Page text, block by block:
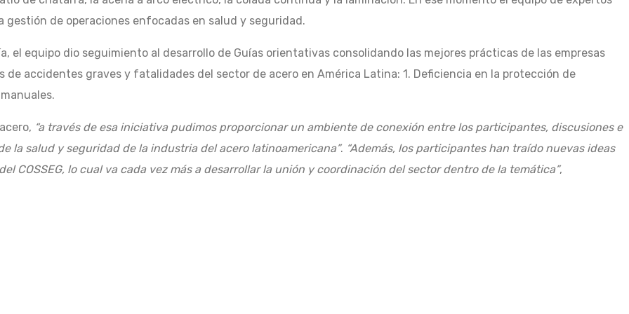
gestión de operaciones enfocadas en salud y seguridad.
el equipo dio seguimiento al desarrollo de Guías orientativas consolidando las mejores prácticas de las empresas
de accidentes graves y fatalidades del sector de acero en América Latina: 1. Deficiencia en la protección de
“a través de esa iniciativa pudimos proporcionar un ambiente de conexión entre los participantes, discusiones e
la salud y seguridad de la industria del acero latinoamericana”. “Además, los participantes han traído nuevas ideas
COSSEG, lo cual va cada vez más a desarrollar la unión y coordinación del sector dentro de la temática”,